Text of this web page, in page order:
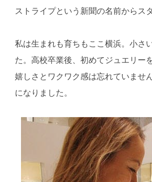
ストライプという新聞の名前からス
私は生まれも育ちもここ横浜。小さ
た。高校卒業後、初めてジュエリー
嬉しさとワクワク感は忘れていませ
になりました。